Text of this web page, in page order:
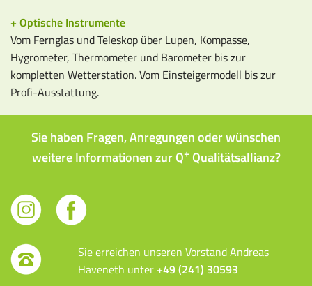
+ Optische Instrumente
Vom Fernglas und Teleskop über Lupen, Kompasse,
Hygrometer, Thermometer und Barometer bis zur
kompletten Wetterstation. Vom Einsteigermodell bis zur
Profi-Ausstattung.
Sie haben Fragen, Anregungen oder wünschen
weitere Informationen zur Q+Qualitätsallianz?
Sie erreichen unseren Vorstand Andreas
Haveneth unter+49 (241) 30593